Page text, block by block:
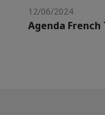
12/06/2024
Agenda French